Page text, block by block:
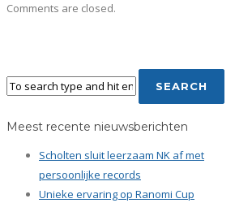
Comments are closed.
Meest recente nieuwsberichten
Scholten sluit leerzaam NK af met
persoonlijke records
Unieke ervaring op Ranomi Cup